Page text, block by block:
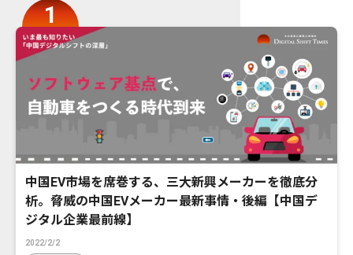
中国EV市場を席巻する、三大新興メーカーを徹底分
析。脅威の中国EVメーカー最新事情・後編【中国デ
ジタル企業最前線】
2022/2/2